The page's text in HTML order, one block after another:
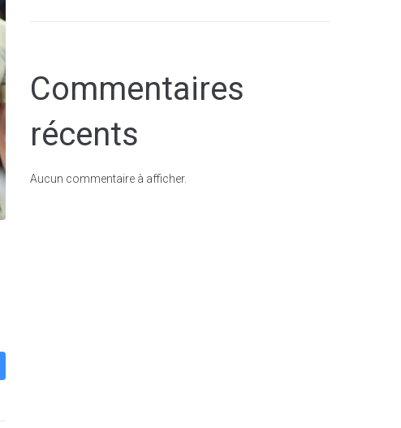
Commentaires
récents
Aucun commentaire à afficher.